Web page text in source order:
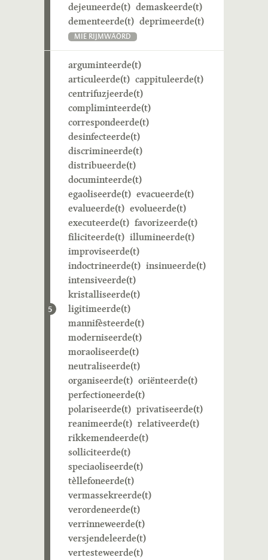
dejeuneerde(t) demaskeerde(t)
dementeerde(t) deprimeerde(t)
MIE RIJMWÄÖRD
5
arguminteerde(t)
articuleerde(t) cappituleerde(t)
centrifuzjeerde(t)
compliminteerde(t)
correspondeerde(t)
desinfecteerde(t)
discrimineerde(t)
distribueerde(t)
documinteerde(t)
egaoliseerde(t) evacueerde(t)
evalueerde(t) evolueerde(t)
executeerde(t) favorizeerde(t)
filiciteerde(t) illumineerde(t)
improviseerde(t)
indoctrineerde(t) insinueerde(t)
intensiveerde(t)
kristalliseerde(t)
ligitimeerde(t)
mannifèsteerde(t)
moderniseerde(t)
moraoliseerde(t)
neutraliseerde(t)
organiseerde(t) oriënteerde(t)
perfectioneerde(t)
polariseerde(t) privatiseerde(t)
reanimeerde(t) relativeerde(t)
rikkemendeerde(t)
solliciteerde(t)
speciaoliseerde(t)
tèllefoneerde(t)
vermassekreerde(t)
verordeneerde(t)
verrinneweerde(t)
versjendeleerde(t)
vertesteweerde(t)